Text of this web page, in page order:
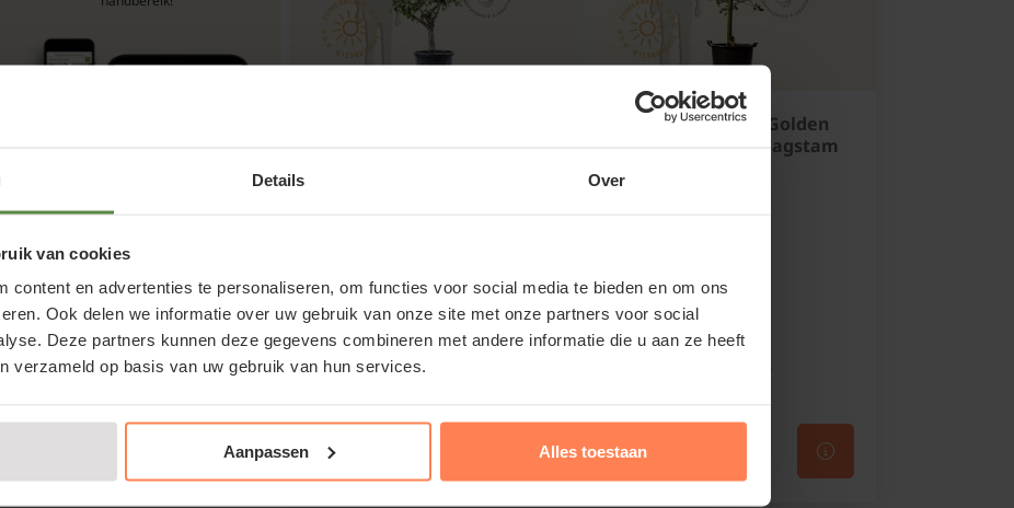
Details Over
van cookies
content en advertenties te personaliseren, om functies voor social media te bieden en om ons
Ook delen we informatie over uw gebruik van onze site met onze partners voor social
Deze partners kunnen deze gegevens combineren met andere informatie die u aan ze heeft
verzameld op basis van uw gebruik van hun services.
Aanpassen Alles toestaan
Bloeitijd:
April - Mei
Groenblijvend:
Nee
Standplaats:
€199,95
Malus domestica 'Golden
Delicious' - oude laagstam
Handappel oud
April - Mei
Groenblijvend:
Nee
Standplaats:
€149,95